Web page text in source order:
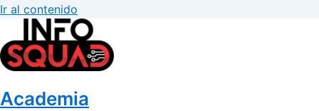
Ir al contenido
Academia